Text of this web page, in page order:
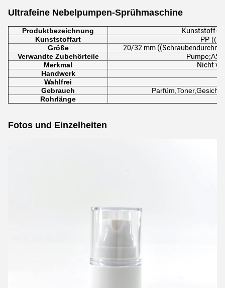
Ultrafeine Nebelpumpen-Sprühmaschine
Produktbezeichnung
Kunststoff-
Kunststoffart
PP
Größe
20/32 mm
Verwandte Zubehörteile
Pumpe;AS
Merkmal
Nicht
Handwerk
Wahlfrei
Gebrauch
Parfüm, Toner,
Rohrlänge
Fotos und Einzelheiten